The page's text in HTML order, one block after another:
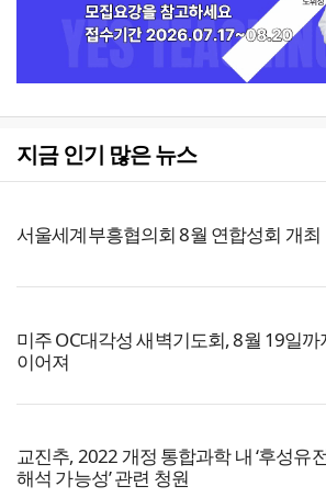
지금 인기 많은 뉴스
서울세계부흥협의회 8월 연합성회 개최
미주 OC대각성 새벽기도회, 8월 19일까
이어져
교진추, 2022 개정 통합과학 내 ‘후성유
해석 가능성’ 관련 청원